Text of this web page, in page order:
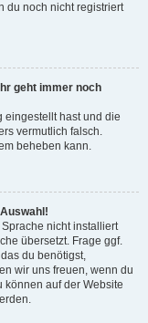
du noch nicht registriert
geht immer noch
eingestellt hast und die
vermutlich falsch.
beheben kann.
nicht installiert
übersetzt. Frage ggf.
du benötigst,
wir uns freuen, wenn du
können auf der Website